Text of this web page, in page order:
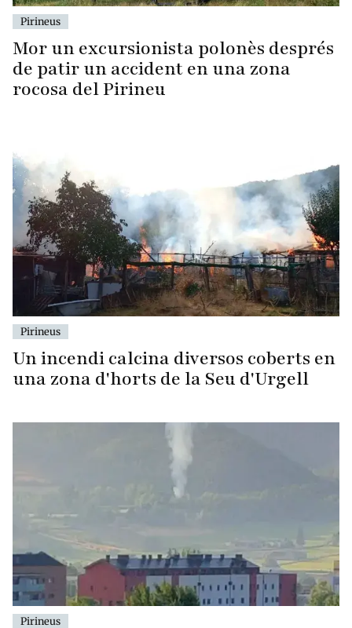
Pirineus
Mor un excursionista polonès després
de patir un accident en una zona
rocosa del Pirineu
Pirineus
Un incendi calcina diversos coberts en
una zona d'horts de la Seu d'Urgell
Pirineus